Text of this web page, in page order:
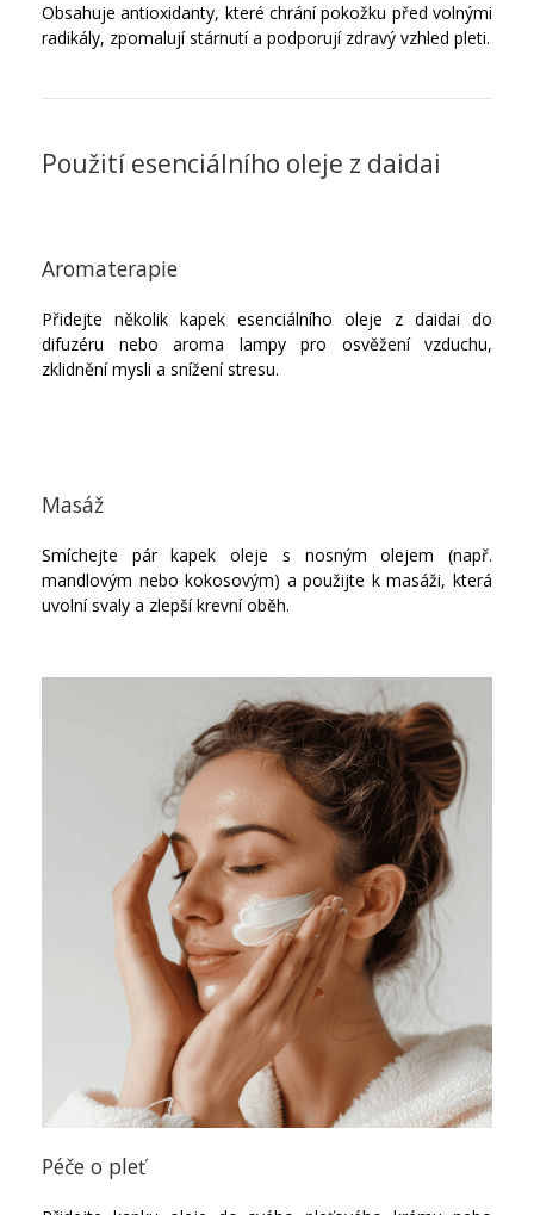
Obsahuje antioxidanty, které chrání pokožku před volnými
radikály, zpomalují stárnutí a podporují zdravý vzhled pleti.
Použití esenciálního oleje z daidai
Aromaterapie
Přidejte několik kapek esenciálního oleje z daidai do
difuzéru nebo aroma lampy pro osvěžení vzduchu,
zklidnění mysli a snížení stresu.
Masáž
Smíchejte pár kapek oleje s nosným olejem (např.
mandlovým nebo kokosovým) a použijte k masáži, která
uvolní svaly a zlepší krevní oběh.
Péče o pleť